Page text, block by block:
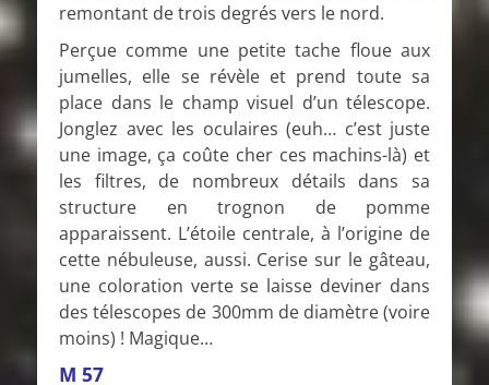
remontant de trois degrés vers le nord.
Perçue comme une petite tache floue aux
jumelles, elle se révèle et prend toute sa
place dans le champ visuel d’un télescope.
Jonglez avec les oculaires (euh… c’est juste
une image, ça coûte cher ces machins-là) et
les filtres, de nombreux détails dans sa
structure en trognon de pomme
apparaissent. L’étoile centrale, à l’origine de
cette nébuleuse, aussi. Cerise sur le gâteau,
une coloration verte se laisse deviner dans
des télescopes de 300mm de diamètre (voire
moins) ! Magique…
M 57